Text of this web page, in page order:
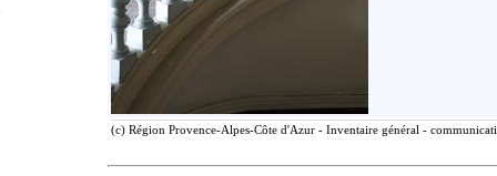
(c) Région Provence-Alpes-Côte d'Azur - Inventaire général -